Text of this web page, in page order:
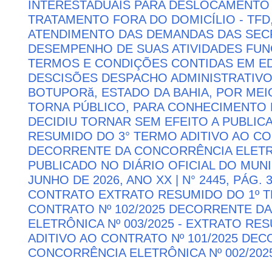
INTERESTADUAIS PARA
TRATAMENTO FORA DO DOMICÍLIO -
ATENDIMENTO DAS DEMANDAS DAS
DESEMPENHO DE SUAS ATIVIDADES
TERMOS E CONDIÇÕES CONTIDAS EM
DESCISÕES DESPACHO
BOTUPORă, ESTADO DA BAHIA, POR
TORNA PÚBLICO, PARA
DECIDIU TORNAR SEM EFEITO A
RESUMIDO DO 3° TERMO ADITIVO AO
DECORRENTE DA CONCORRÊNCIA
PUBLICADO NO DIÁRIO OFICIAL DO
JUNHO DE 2026, ANO XX | N° 2445, PÁG.
CONTRATO EXTRATO RESUMIDO DO 1º
CONTRATO Nº 102/2025 DECORRENTE
ELETRÔNICA Nº 003/2025 - EXTRATO
ADITIVO AO CONTRATO Nº 101/2025
CONCORRÊNCIA ELETRÔNICA Nº 002/